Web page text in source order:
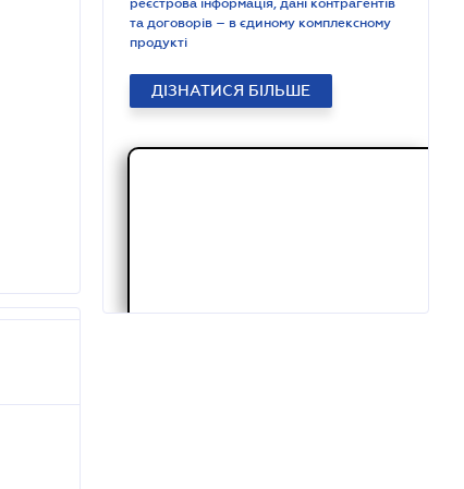
реєстрова інформація, дані контрагентів
та договорів – в єдиному комплексному
продукті
ДІЗНАТИСЯ БІЛЬШЕ